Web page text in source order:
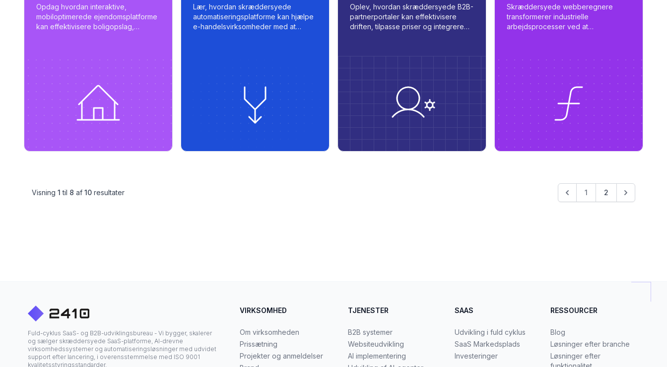
Opdag hvordan interaktive,
mobiloptimerede ejendomsplatforme
kan effektivisere boligopslag,
markedssynkronisering for
vækst i e-handel
Lær, hvordan skræddersyede
automatiseringsplatforme kan hjælpe
e-handelsvirksomheder med at
partnerrelationer
Oplev, hvordan skræddersyede B2B-
partnerportaler kan effektivisere
driften, tilpasse priser og integrere
skræddersyede webberegnere
Skræddersyede webberegnere
transformerer industrielle
arbejdsprocesser ved at
reducerer arbejdstiden fra dage til
timer med tilpassede, skalerbare
værktøjer.
Visning 1 til 8 af 10 resultater 1 2
Fuld-cyklus SaaS- og B2B-udviklingsbureau - Vi bygger, skalerer
og sælger skræddersyede SaaS-platforme, AI-drevne
virksomhedssystemer og automatiseringsløsninger med udvidet
support efter lancering, i overensstemmelse med ISO 9001
kvalitetsstyringsstandarder.
VIRKSOMHED
Om virksomheden
Prissætning
Projekter og anmeldelser
TJENESTER
B2B systemer
Websiteudvikling
AI implementering
SAAS
Udvikling i fuld cyklus
SaaS Markedsplads
Investeringer
RESSOURCER
Blog
Løsninger efter branche
Løsninger efter